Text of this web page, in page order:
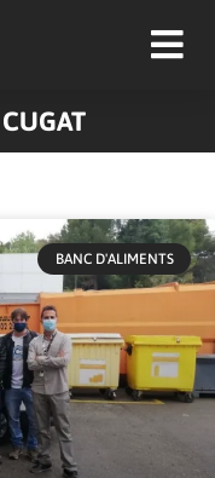
BANC D'ALIMENTS